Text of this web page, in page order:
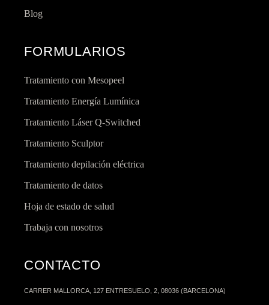
Blog
FORMULARIOS
Tratamiento con Mesopeel
Tratamiento Energía Lumínica
Tratamiento Láser Q-Switched
Tratamiento Sculptor
Tratamiento depilación eléctrica
Tratamiento de datos
Hoja de estado de salud
Trabaja con nosotros
CONTACTO
CARRER MALLORCA, 127 ENTRESUELO, 2, 08036 (BARCELONA)